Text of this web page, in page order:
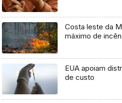
Costa leste da
máximo de
EUA apoiam
de custo